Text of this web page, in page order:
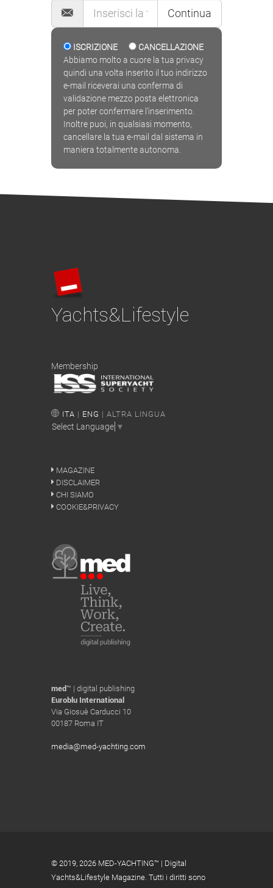
Continua
ISCRIZIONE
CANCELLAZIONE
Abbiamo molto a cuore la tua privacy
quindi una volta inserito il tuo indirizzo
e-mail riceverai una conferma di
validazione mezzo posta elettronica
per poter confermare l'inserimento.
Inoltre puoi, in qualsiasi momento,
cancellare la tua e-mail dal sistema in
maniera totalmente autonoma.
Yachts&Lifestyle
Membership
ITA | ENG | ALTRA LINGUA
Select Language ▼
MAGAZINE
DISCLAIMER
CHI SIAMO
COOKIE&PRIVACY
med™ | digital publishing
Euroblu International
Via Giosuè Carducci 10
00187 Roma IT
media@med-yachting.com
© 2019, 2026 MED-YACHTING™ | Digital
Yachts&Lifestyle Magazine. Tutti i diritti sono